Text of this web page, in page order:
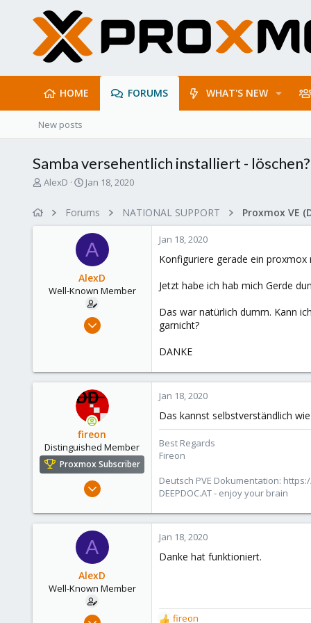
HOME FORUMS WHAT'S NEW
New posts
Samba versehentlich installiert - löschen?
T
AlexD
S
r
t
d
a
t
e
Jan 18, 2020
Forums NATIONAL SUPPORT Proxmox VE
A
AlexD
Well-Known Member
Jan 16, 2020
48
Jan 18, 2020
Konfiguriere gerade ein proxmox
Jetzt habe ich hab mich Gerde
Das war natürlich dumm. Kann
garnicht?
DANKE
fireon
Distinguished Member
Proxmox Subscriber
Oct 25, 2010
590
Austria/Graz
deepdoc.at
Jan 18, 2020
Das kannst selbstverständlich
Best Regards
Fireon
Deutsch PVE Dokumentation:
DEEPDOC.AT - enjoy your brain
A
AlexD
Well-Known Member
Jan 16, 2020
Jan 18, 2020
Danke hat funktioniert.
fireon